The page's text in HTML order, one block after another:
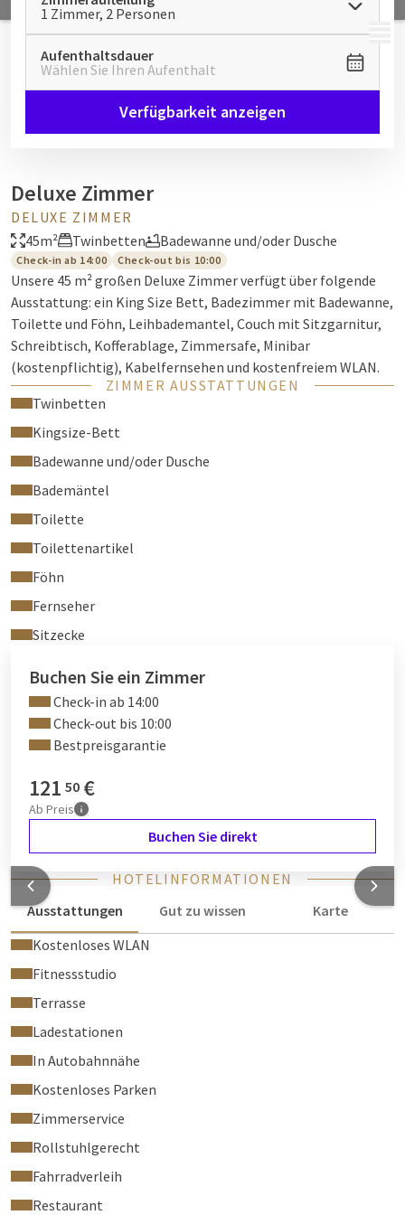
MENÜ
1 Zimmer, 2 Personen
Aufenthaltsdauer
Wählen Sie Ihren Aufenthalt
Verfügbarkeit anzeigen
Deluxe Zimmer
DELUXE ZIMMER
45m²
Twinbetten Badewanne und/oder Dusche
Check-in ab 14:00 Check-out bis 10:00
Unsere 45 m² großen Deluxe Zimmer verfügt über folgende
Ausstattung: ein King Size Bett, Badezimmer mit Badewanne,
Toilette und Föhn, Leihbademantel, Couch mit Sitzgarnitur,
Schreibtisch, Kofferablage, Zimmersafe, Minibar
(kostenpflichtig), Kabelfernsehen und kostenfreiem WLAN.
ZIMMER AUSSTATTUNGEN
Twinbetten
Kingsize-Bett
Badewanne und/oder Dusche
Bademäntel
Toilette
Toilettenartikel
Föhn
Fernseher
Sitzecke
Buchen Sie ein Zimmer
Check-in ab 14:00
Check-out bis 10:00
Bestpreisgarantie
121 50 €
Ab Preis
Buchen Sie direkt
HOTELINFORMATIONEN
Ausstattungen
Gut zu wissen
Karte
Kostenloses WLAN
Fitnessstudio
Terrasse
Ladestationen
In Autobahnnähe
Kostenloses Parken
Zimmerservice
Rollstuhlgerecht
Fahrradverleih
Restaurant